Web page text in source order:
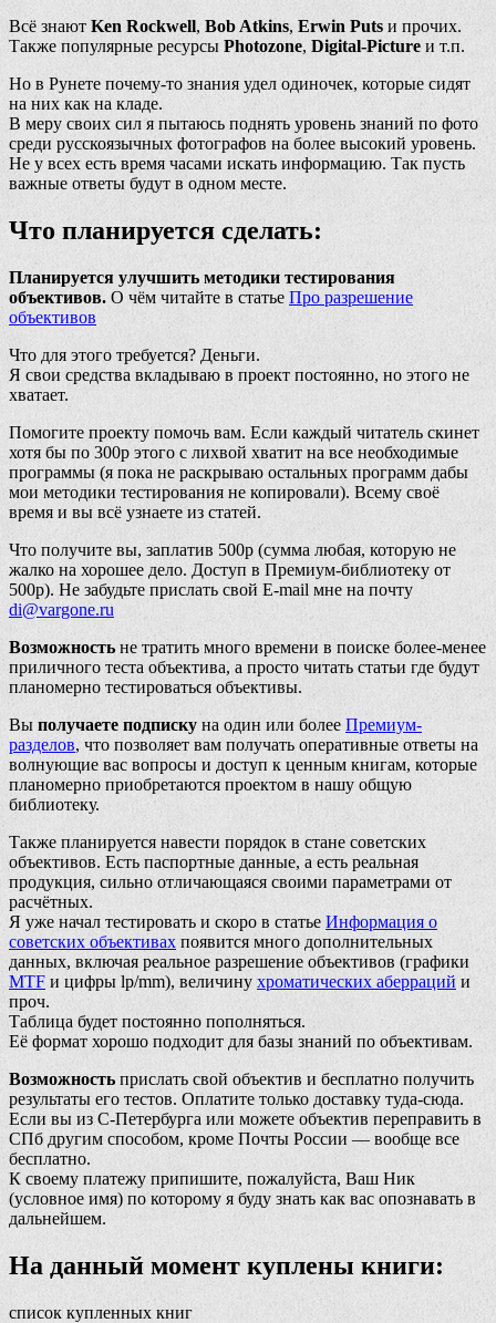
Всё знают Ken Rockwell, Bob Atkins, Erwin Puts и прочих.
Также популярные ресурсы Photozone, Digital-Picture и т.п.
Но в Рунете почему-то знания удел одиночек, которые сидят
на них как на кладе.
В меру своих сил я пытаюсь поднять уровень знаний по фото
среди русскоязычных фотографов на более высокий уровень.
Не у всех есть время часами искать информацию. Так пусть
важные ответы будут в одном месте.
Что планируется сделать:
Планируется улучшить методики тестирования
объективов. О чём читайте в статье Про разрешение
объективов
Что для этого требуется? Деньги.
Я свои средства вкладываю в проект постоянно, но этого не
хватает.
Помогите проекту помочь вам. Если каждый читатель скинет
хотя бы по 300р этого с лихвой хватит на все необходимые
программы (я пока не раскрываю остальных программ дабы
мои методики тестирования не копировали). Всему своё
время и вы всё узнаете из статей.
Что получите вы, заплатив 500р (сумма любая, которую не
жалко на хорошее дело. Доступ в Премиум-библиотеку от
500р). Не забудьте прислать свой E-mail мне на почту
di@vargone.ru
Возможность не тратить много времени в поиске более-менее
приличного теста объектива, а просто читать статьи где будут
планомерно тестироваться объективы.
Вы получаете подписку на один или более Премиум-
разделов, что позволяет вам получать оперативные ответы на
волнующие вас вопросы и доступ к ценным книгам, которые
планомерно приобретаются проектом в нашу общую
библиотеку.
Также планируется навести порядок в стане советских
объективов. Есть паспортные данные, а есть реальная
продукция, сильно отличающаяся своими параметрами от
расчётных.
Я уже начал тестировать и скоро в статье Информация о
советских объективах появится много дополнительных
данных, включая реальное разрешение объективов (графики
MTF и цифры lp/mm), величину хроматических аберраций и
проч.
Таблица будет постоянно пополняться.
Её формат хорошо подходит для базы знаний по объективам.
Возможность прислать свой объектив и бесплатно получить
результаты его тестов. Оплатите только доставку туда-сюда.
Если вы из С-Петербурга или можете объектив переправить в
СПб другим способом, кроме Почты России — вообще все
бесплатно.
К своему платежу припишите, пожалуйста, Ваш Ник
(условное имя) по которому я буду знать как вас опознавать в
дальнейшем.
На данный момент куплены книги:
список купленных книг